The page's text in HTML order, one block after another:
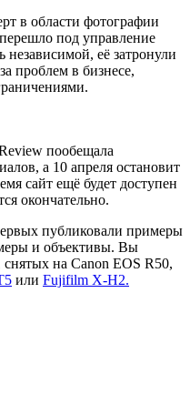
в области фотографии
под управление
независимой, её затронули
проблем в бизнесе,
пообещала
а 10 апреля остановит
сайт ещё будет доступен
окончательно.
публиковали примеры
и объективы. Вы
на Canon EOS R50,
или Fujifilm X-H2.